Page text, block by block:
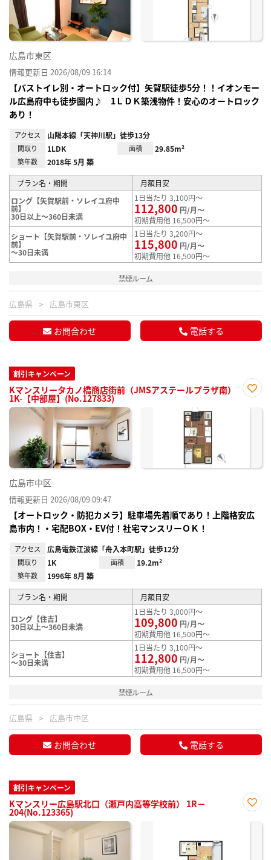
広島市東区
情報更新日 2026/08/09 16:14
【バストイレ別・オートロック付】矢賀駅徒歩5分！！イオンモー
ル広島府中も徒歩圏内♪ 1ＬＤＫ築浅物件！安心のオートロック
あり！
アクセス 山陽本線「天神川駅」徒歩13分
間取り 1LDK 面積 29.85m²
築年数 2018年 5月 築
プラン名・期間
月額目安
ロング【矢賀駅前・ソレイユ府中
前】
30日以上～360日未満
1日当たり 3,100円～
112,800 円/月～
初期費用他 16,500円～
ショート【矢賀駅前・ソレイユ府中
前】
～30日未満
1日当たり 3,200円～
115,800 円/月～
初期費用他 16,500円～
禁煙ルーム
広島県 広島市東区
お問合わせ 電話する
割引キャンペーン
Kマンスリータカノ橋商店街前（JMSアステールプラザ南）
1K-【中部屋】(No.127833)
に入
広島市中区
情報更新日 2026/08/09 09:47
【オートロック・防犯カメラ】駐車場先着順であり！上階格安広
島市内！・宅配BOX・EV付！社宅マンスリーＯＫ！
アクセス 広島電鉄江波線「舟入本町駅」徒歩12分
間取り 1K 面積 19.2m²
築年数 1996年 8月 築
プラン名・期間 月額目安
ロング【住吉】
30日以上～360日未満
1日当たり 3,000円～
109,800 円/月～
初期費用他 16,500円～
ショート【住吉】
～30日未満
1日当たり 3,100円～
112,800 円/月～
初期費用他 16,500円～
禁煙ルーム
広島県 広島市中区
お問合わせ 電話する
割引キャンペーン
Kマンスリー広島駅北口（瀬戸内高等学校前） 1R－
204(No.123365)
に入